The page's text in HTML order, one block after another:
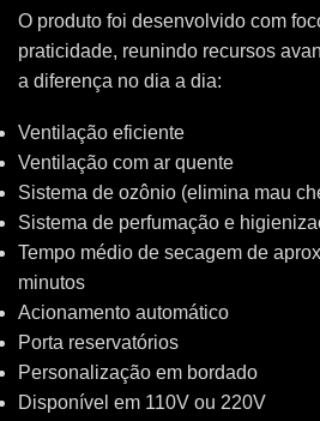
O produto foi desenvolvido com
praticidade, reunindo recursos
a diferença no dia a dia:
Ventilação eficiente
Ventilação com ar quente
Sistema de ozônio (elimina mau
Sistema de perfumação e
Tempo médio de secagem de
minutos
Acionamento automático
Porta reservatórios
Personalização em bordado
Disponível em 110V ou 220V